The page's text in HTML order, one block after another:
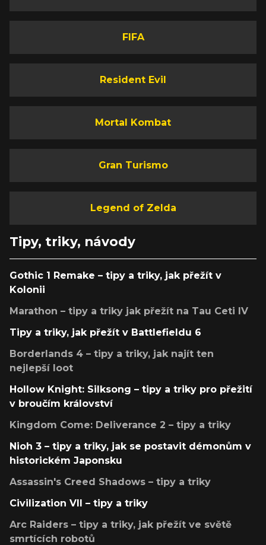
FIFA
Resident Evil
Mortal Kombat
Gran Turismo
Legend of Zelda
Tipy, triky, návody
Gothic 1 Remake – tipy a triky, jak přežít v
Kolonii
Marathon – tipy a triky jak přežít na Tau Ceti IV
Tipy a triky, jak přežít v Battlefieldu 6
Borderlands 4 – tipy a triky, jak najít ten
nejlepší loot
Hollow Knight: Silksong – tipy a triky pro přežití
v broučím království
Kingdom Come: Deliverance 2 – tipy a triky
Nioh 3 – tipy a triky, jak se postavit démonům v
historickém Japonsku
Assassin's Creed Shadows – tipy a triky
Civilization VII – tipy a triky
Arc Raiders – tipy a triky, jak přežít ve světě
smrtících robotů